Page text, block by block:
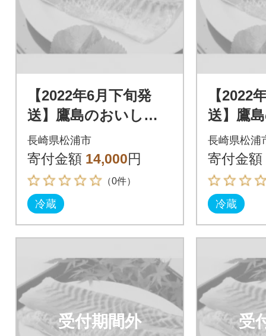
【2022年6月下旬発
送】鷹島のおいしか
タイ(1.2kg)
長崎県松浦市
寄付金額 14,000円
（0件）
冷蔵
【2022
送】鷹
タイ
長崎県松浦
寄付金額
冷蔵
受付期間外 受